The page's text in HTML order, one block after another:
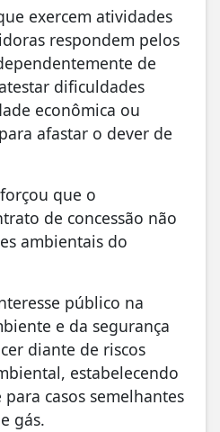
exercem atividades
respondem pelos
de
dificuldades
econômica ou
afastar o dever de
que o
de concessão não
ambientais do
público na
e da segurança
diante de riscos
estabelecendo
casos semelhantes
gás.